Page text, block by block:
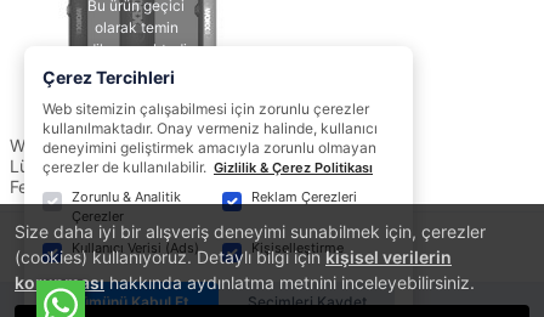
Size daha iyi bir alışveriş deneyimi sunabilmek için, çerezler
(cookies) kullanıyoruz. Detaylı bilgi içinkişisel verilerin
korunmasıhakkında aydınlatma metnini inceleyebilirsiniz.
WORX WX027.9 20Volt 510
Lümen Çok Fonksiyonlu Led
Fener (Akü Dahil Değildir)
1
Çerez Tercihleri
Web sitemizin çalışabilmesi için zorunlu çerezler
kullanılmaktadır. Onay vermeniz halinde, kullanıcı
deneyimini geliştirmek amacıyla zorunlu olmayan
çerezler de kullanılabilir. Gizlilik & Çerez Politikası
Zorunlu & Analitik
Çerezler
Reklam Çerezleri
Kullanıcı Verisi (Ads) Kişiselleştirme
Tümünü Kabul Et Seçimleri Kaydet